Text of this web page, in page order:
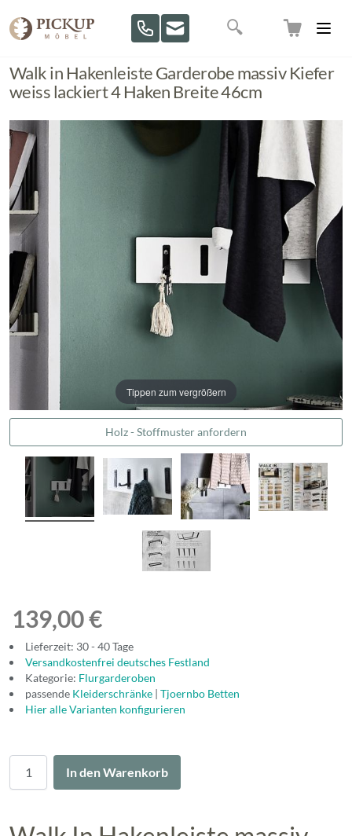
Suche
Walk in Hakenleiste Garderobe massiv Kiefer
weiss lackiert 4 Haken Breite 46cm
Tippen zum vergrößern
Holz - Stoffmuster anfordern
139,00 €
Lieferzeit: 30 - 40 Tage
Versandkostenfrei deutsches Festland
Kategorie: Flurgarderoben
passende Kleiderschränke | Tjoernbo Betten
Hier alle Varianten konfigurieren
In den Warenkorb